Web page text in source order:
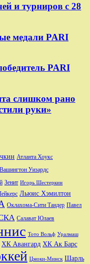
и турниров с 28
медали PARI
PARI
слишком рано
руки»
Атланта Хоукс
Вашингтон Уизардс
Зенит Игорь Шестеркин
Льюис Хэмилтон
Оклахома-Сити Тандер Павел
Салават Юлаев
Тото Вольф Уралмаш
ХК Авангард ХК Ак Барс
Цмоки-Минск Шарль